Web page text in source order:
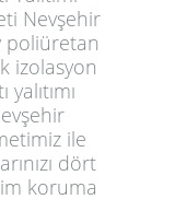
Nevşehir
poliüretan
izolasyon
yalıtımı
ile
dört
koruma